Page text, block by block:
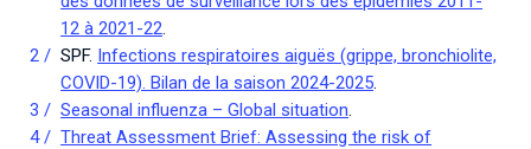
12 à 2021-22.
SPF. Infections respiratoires aiguës (grippe, bronchiolite,
COVID-19). Bilan de la saison 2024-2025.
Seasonal influenza – Global situation.
Threat Assessment Brief: Assessing the risk of